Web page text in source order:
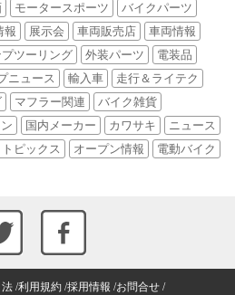
モータースポーツ
バイクパーツ
報 展示会 車両販売店
車両情報
ツーリング 外装パーツ
電装品
ニュース 輸入車
走行＆ライテク
マフラー関連
バイク雑貨
国内メーカー カワサキ
ニュース
トピックス オープン情報
電動バイク
利用規約 採用情報 お問合せ